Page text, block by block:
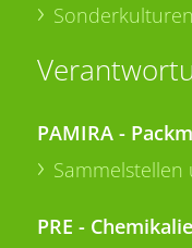
Sonderkulturen
PAMIRA -
PRE -